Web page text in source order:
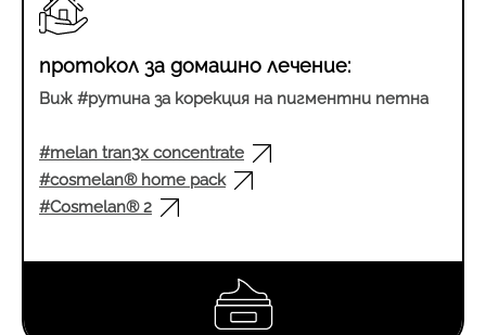
протокол за домашно лечение:
Виж #рутина за корекция на пигментни петна
#melan tran3x concentrate
#cosmelan® home pack
#Cosmelan® 2